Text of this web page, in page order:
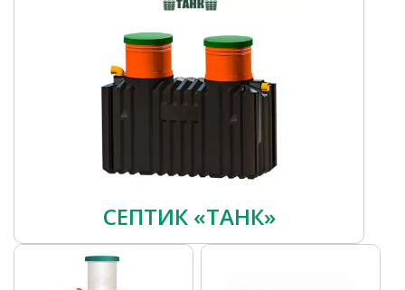
СЕПТИК «ТАНК»